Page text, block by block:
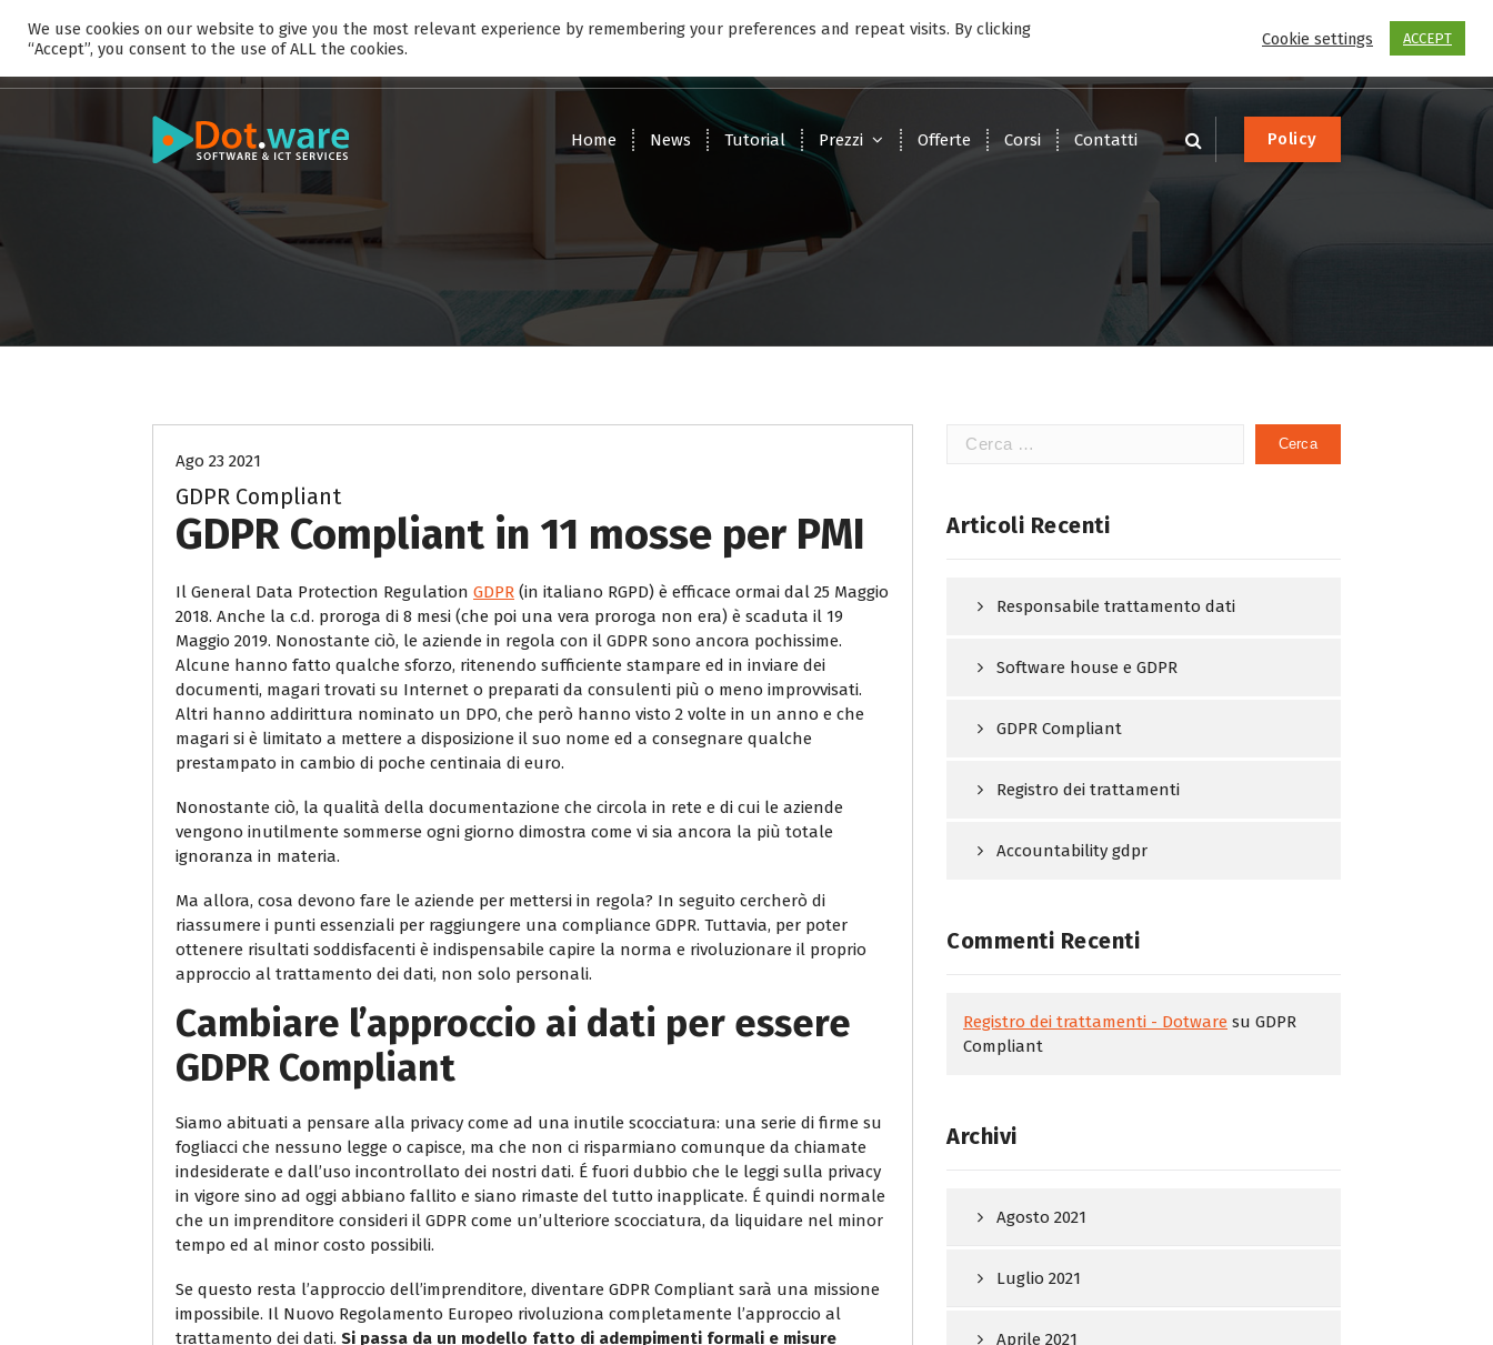
p
9:00 - 17:00 Chiama
Home News Tutorial Prezzi Offerte Corsi Contatti Policy
Ago 23 2021
GDPR Compliant
GDPR Compliant in 11 mosse per PMI
Il General Data Protection Regulation GDPR (in italiano RGPD) è efficace ormai dal 25 Maggio
2018. Anche la c.d. proroga di 8 mesi (che poi una vera proroga non era) è scaduta il 19
Maggio 2019. Nonostante ciò, le aziende in regola con il GDPR sono ancora pochissime.
Alcune hanno fatto qualche sforzo, ritenendo sufficiente stampare ed in inviare dei
documenti, magari trovati su Internet o preparati da consulenti più o meno improvvisati.
Altri hanno addirittura nominato un DPO, che però hanno visto 2 volte in un anno e che
magari si è limitato a mettere a disposizione il suo nome ed a consegnare qualche
prestampato in cambio di poche centinaia di euro.
Nonostante ciò, la qualità della documentazione che circola in rete e di cui le aziende
vengono inutilmente sommerse ogni giorno dimostra come vi sia ancora la più totale
ignoranza in materia.
Ma allora, cosa devono fare le aziende per mettersi in regola? In seguito cercherò di
riassumere i punti essenziali per raggiungere una compliance GDPR. Tuttavia, per poter
ottenere risultati soddisfacenti è indispensabile capire la norma e rivoluzionare il proprio
approccio al trattamento dei dati, non solo personali.
Cambiare l’approccio ai dati per essere
GDPR Compliant
Siamo abituati a pensare alla privacy come ad una inutile scocciatura: una serie di firme su
fogliacci che nessuno legge o capisce, ma che non ci risparmiano comunque da chiamate
indesiderate e dall’uso incontrollato dei nostri dati. É fuori dubbio che le leggi sulla privacy
in vigore sino ad oggi abbiano fallito e siano rimaste del tutto inapplicate. É quindi normale
che un imprenditore consideri il GDPR come un’ulteriore scocciatura, da liquidare nel minor
tempo ed al minor costo possibili.
Se questo resta l’approccio dell’imprenditore, diventare GDPR Compliant sarà una missione
impossibile. Il Nuovo Regolamento Europeo rivoluziona completamente l’approccio al
trattamento dei dati. Si passa da un modello fatto di adempimenti formali e misure
Ricerca
Articoli Recenti
Responsabile trattamento dati
Software house e GDPR
GDPR Compliant
Registro dei trattamenti
Accountability gdpr
Commenti Recenti
Registro dei trattamenti - Dotware su GDPR
Compliant
Archivi
Agosto 2021
Luglio 2021
Aprile 2021
We use cookies on our website to give you the most relevant experience by remembering your preferences and repeat visits. By clicking
“Accept”, you consent to the use of ALL the cookies.
Cookie settings ACCEPT